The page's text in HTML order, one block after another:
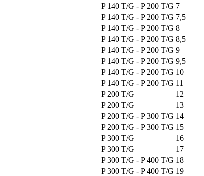
P 140 T/G - P 200 T/G 7
P 140 T/G - P 200 T/G 7,5
P 140 T/G - P 200 T/G 8
P 140 T/G - P 200 T/G 8,5
P 140 T/G - P 200 T/G 9
P 140 T/G - P 200 T/G 9,5
P 140 T/G - P 200 T/G 10
P 140 T/G - P 200 T/G 11
P 200 T/G
12
P 200 T/G
13
P 200 T/G - P 300 T/G 14
P 200 T/G - P 300 T/G 15
P 300 T/G
16
P 300 T/G
17
P 300 T/G - P 400 T/G 18
P 300 T/G - P 400 T/G 19